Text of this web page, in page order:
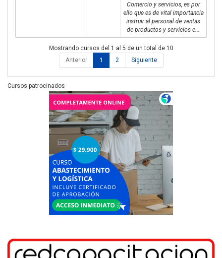
Comercio y servicios, es por
ello que es de vital importancia
instruir al personal de ventas
de productos y servicios e...
Mostrando cursos del 1 al 5 de un total de 10
Anterior
1 2 Siguiente
Cursos patrocinados